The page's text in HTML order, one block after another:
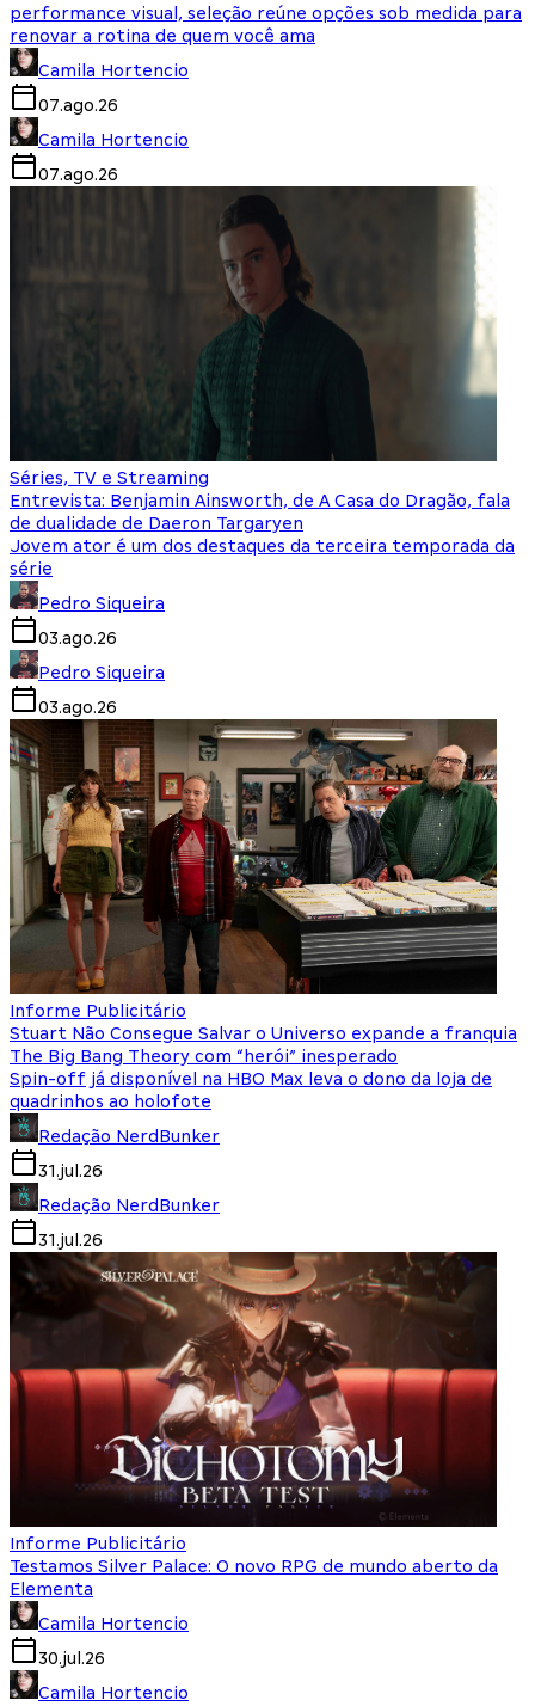
performance visual, seleção reúne opções sob medida para
renovar a rotina de quem você ama
Camila Hortencio
07.ago.26
Camila Hortencio
07.ago.26
Séries, TV e Streaming
Entrevista: Benjamin Ainsworth, de A Casa do Dragão, fala
de dualidade de Daeron Targaryen
Jovem ator é um dos destaques da terceira temporada da
série
Pedro Siqueira
03.ago.26
Pedro Siqueira
03.ago.26
Informe Publicitário
Stuart Não Consegue Salvar o Universo expande a franquia
The Big Bang Theory com “herói” inesperado
Spin-off já disponível na HBO Max leva o dono da loja de
quadrinhos ao holofote
Redação NerdBunker
31.jul.26
Redação NerdBunker
31.jul.26
Informe Publicitário
Testamos Silver Palace: O novo RPG de mundo aberto da
Elementa
Camila Hortencio
30.jul.26
Camila Hortencio